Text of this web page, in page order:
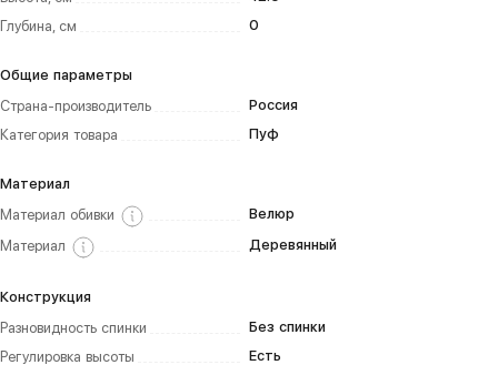
Глубина, см
0
Общие параметры
Страна-производитель
Россия
Категория товара
Пуф
Материал
Материал обивки
Велюр
Материал
Деревянный
Конструкция
Разновидность спинки
Без спинки
Регулировка высоты
Есть